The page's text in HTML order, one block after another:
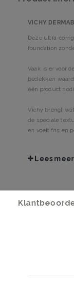
VICHY
Deze ultra-
foundation
Vaak is er voor
bedekken
één product
Vichy brengt
de speciale
en voelt fris en
Ter grootte van
beweging van
Lees meer